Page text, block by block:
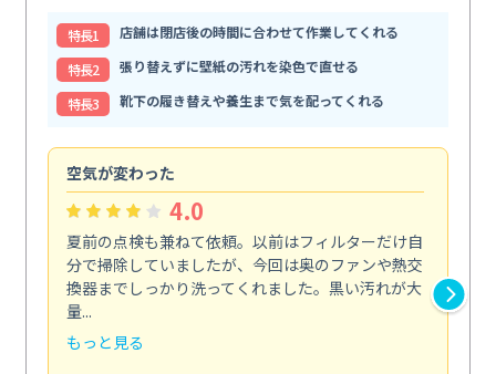
特⻑1
店舗は閉店後の時間に合わせて作業してくれる
特⻑2
張り替えずに壁紙の汚れを染色で直せる
特⻑3
靴下の履き替えや養生まで気を配ってくれる
空気が変わった
4.0
夏前の点検も兼ねて依頼。以前はフィルターだけ自
分で掃除していましたが、今回は奥のファンや熱交
換器までしっかり洗ってくれました。黒い汚れが大
量...
もっと見る